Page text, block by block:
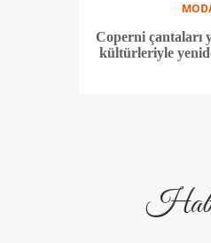
Coperni çantaları
kültürleriyle